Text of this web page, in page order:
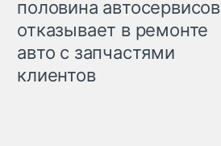
половина автосервисов
отказывает в ремонте
авто с запчастями
клиентов